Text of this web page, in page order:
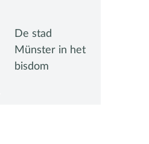
De stad
Münster in het
bisdom